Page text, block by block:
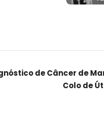
de Câncer de
Colo de